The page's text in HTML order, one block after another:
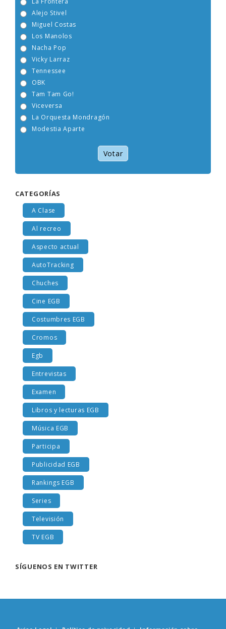
La Frontera
Alejo Stivel
Miguel Costas
Los Manolos
Nacha Pop
Vicky Larraz
Tennessee
OBK
Tam Tam Go!
Viceversa
La Orquesta Mondragón
Modestia Aparte
Votar
CATEGORÍAS
A Clase
Al recreo
Aspecto actual
AutoTracking
Chuches
Cine EGB
Costumbres EGB
Cromos
Egb
Entrevistas
Examen
Libros y lecturas EGB
Música EGB
Participa
Publicidad EGB
Rankings EGB
Series
Televisión
TV EGB
SÍGUENOS EN TWITTER